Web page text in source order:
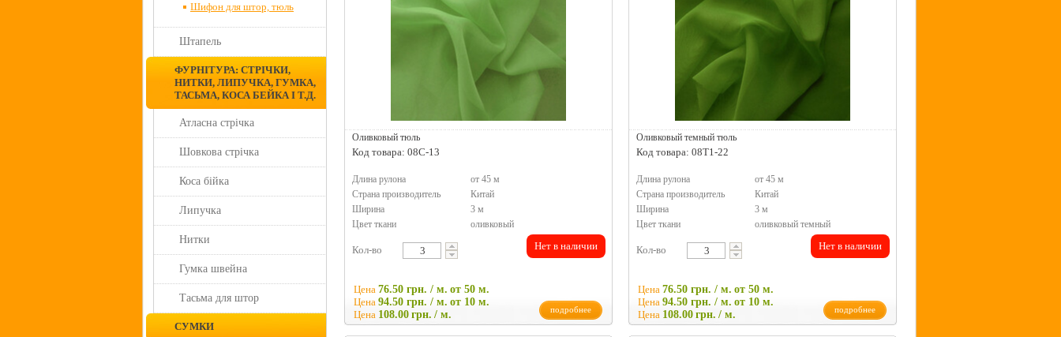
Шифон для штор, тюль
Штапель
ФУРНІТУРА: СТРІЧКИ,
НИТКИ, ЛИПУЧКА, ГУМКА,
ТАСЬМА, КОСА БЕЙКА І Т.Д.
Атласна стрічка
Шовкова стрічка
Коса бійка
Липучка
Нитки
Гумка швейна
Тасьма для штор
СУМКИ
Оливковый тюль
Код товара: 08C-13
Длина рулона
от 45 м
Страна производитель
Китай
Ширина
3 м
Цвет ткани
оливковый
Кол-во Нет в наличии
Цена 76.50 грн. / м. от 50 м.
Цена 94.50 грн. / м. от 10 м.
Цена 108.00 грн. / м. подробнее
Оливковый темный тюль
Код товара: 08T1-22
Длина рулона
от 45 м
Страна производитель
Китай
Ширина
3 м
Цвет ткани
оливковый темный
Кол-во Нет в наличии
Цена 76.50 грн. / м. от 50 м.
Цена 94.50 грн. / м. от 10 м.
Цена 108.00 грн. / м. подробнее